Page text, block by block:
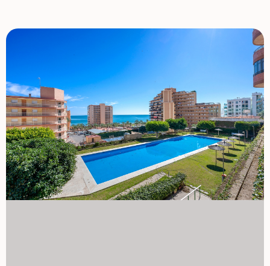
przestrzeń magazynowaPrzestrzeń do grilla i piknikuKort
tenisowyKort piłkarskiPetanque Kort do petanii
Bezpieczne, zadbane środowisko z wieloma opcjami
rekreacyjnymi dla całej rodziny. Strategiczne położenie
Arenales del Sol jest jednym z najbardziej poszukiwanych
obszarów zarówno w kraju, jak i za granicą, dzięki bliskości
lotniska Alicante, połączeniu z miastem oraz
uprzywilejowanemu otoczeniu naturalnemu. Ten dom łączy
dziś najbardziej pożądane elementy: ✔ bezpośrednie
panoramiczne widoki✔ na morze Kompletna prywatna
społeczność✔ Trzy sypialnie✔ Przestronne przestrzenie
zewnętrzne Idealna okazja jako stały dom lub drugi dom
nad morzem, w jednej z najbardziej rozbudowanych części
Costa Blanca.